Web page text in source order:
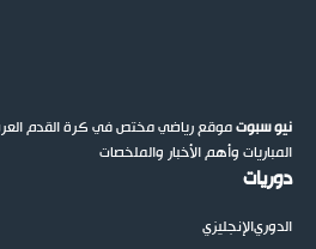
نيو سبوتموقع رياضي مختص في كرة القدم
المباريات وأهم الأخبار والملخصات
دوريات
الدوريالإنجليزي